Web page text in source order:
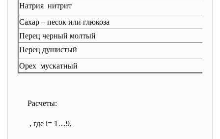
Натрия нитрит
Сахар – песок или глюкоза
Перец черный молтый
Перец душистый
Орех мускатный
Расчеты:
, где i= 1…9,